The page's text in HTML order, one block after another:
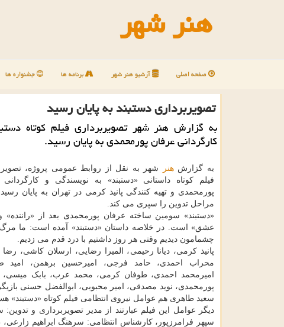
هنر شهر
صفحه اصلی آرشیو هنر شهر برنامه ها جشنواره ها
تصویربرداری دستبند به پایان رسید
به گزارش هنر شهر تصویربرداری فیلم کوتاه
کارگردانی عرفان پورمحمدی به پایان رسید.
به گزارشهنر
شهر به نقل از روابط عمومی پروژه،
فیلم کوتاه داستانی «دستبند» به نویسندگی و کارگردانی
پورمحمدی و تهیه کنندگی پانیذ کرمی در تهران به پایان رسید
مراحل تدوین را سپری می کند.
«دستبند» سومین ساخته عرفان پورمحمدی بعد از «راننده»
عشق» است. در خلاصه داستان «دستبند» آمده است: ما
چشمامون دیدیم وقتی هر روز داشتیم با درد قدم می زدیم.
پانیذ کرمی، دیانا رحیمی، المیرا رضایی، ارسلان کاشی، رضا
محراب احمدی، حامد فرجی، امیرحسین برهمن، امید
امیرمحمد احمدی، طوفان کرمی، محمد عرب، بابک میسی،
پورمحمدی، نوید مصدقی، امیر محبوبی، ابوالفضل حسنی
سعید طاهری هم عوامل نیروی انتظامی فیلم کوتاه «دستبند»
دیگر عوامل این فیلم عبارتند از مدیر تصویربرداری و
سپهر فرامرزپور، کارشناس انتظامی: سرهنگ ابراهیم